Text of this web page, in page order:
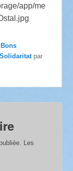
Bons
Solidaritat par
Les